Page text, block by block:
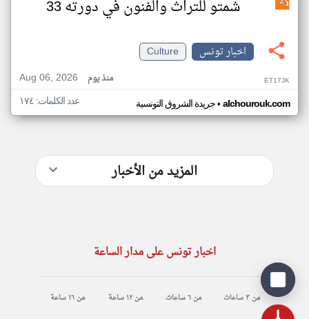
شمتو للتراث والفنون في دورته 33
اخبار تونس
Culture
Aug 06, 2026
منذ يوم ET17JK
جريدة الشروق التونسية• alchourouk.com عدد الكلمات: ١٧٤
المزيد من الأخبار
اخبار تونس على مدار الساعة
من ٣ ساعات من ٦ ساعات من ١٢ ساعة من ١٦ ساعة